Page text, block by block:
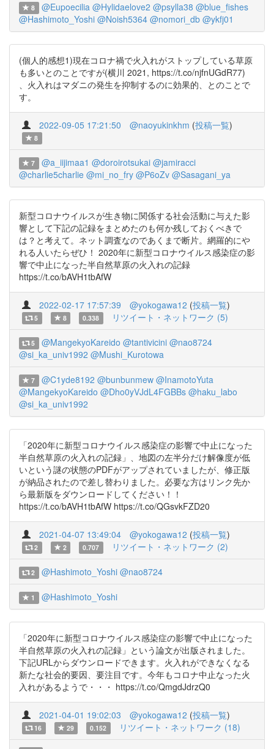
8 @Eupoecilia @Hylidaelove2 @psylla38 @blue_fishes
@Hashimoto_Yoshi @Noish5364 @nomori_db @ykfj01
(個人的感想1)現在コロナ禍で火入れがストップしている草原
も多いとのことですが(横川 2021, https://t.co/njfnUGdR77)
、火入れはマダニの発生を抑制するのに効果的、とのことで
す。
2022-09-05 17:21:50 @naoyukinkhm (投稿一覧)
8
7 @a_iijimaa1 @doroirotsukai @jamiracci
@charlie5charlie @mi_no_fry @P6oZv @Sasagani_ya
新型コロナウイルスが生き物に関係する社会活動に与えた影
響として下記の記録をまとめたのも何か残しておくべきで
は？と考えて。ネット調査なのであくまで断片。網羅的にや
れる人いたらぜひ！ 2020年に新型コロナウイルス感染症の影
響で中止になった半自然草原の火入れの記録
https://t.co/bAVH1tbAfW
2022-02-17 17:57:39 @yokogawa12 (投稿一覧)
5 8 0.338 リツイート・ネットワーク (5)
5 @MangekyoKareido @tantivicini @nao8724
@si_ka_univ1992 @Mushi_Kurotowa
7 @C1yde8192 @bunbunmew @InamotoYuta
@MangekyoKareido @Dho0yVJdL4FGBBs @haku_labo
@si_ka_univ1992
「2020年に新型コロナウイルス感染症の影響で中止になった
半自然草原の火入れの記録」、地図の左半分だけ解像度が低
いという謎の状態のPDFがアップされていましたが、修正版
が納品されたので差し替わりました。必要な方はリンク先か
ら最新版をダウンロードしてください！！
https://t.co/bAVH1tbAfW https://t.co/QGsvkFZD20
2021-04-07 13:49:04 @yokogawa12 (投稿一覧)
2 2 0.707 リツイート・ネットワーク (2)
2 @Hashimoto_Yoshi @nao8724
1 @Hashimoto_Yoshi
「2020年に新型コロナウイルス感染症の影響で中止になった
半自然草原の火入れの記録」という論文が出版されました。
下記URLからダウンロードできます。火入れができなくなる
新たな社会的要因、要注目です。今年もコロナ中止なった火
入れがあるようで・・・ https://t.co/QmgdJdrzQ0
2021-04-01 19:02:03 @yokogawa12 (投稿一覧)
16 29 0.152 リツイート・ネットワーク (18)